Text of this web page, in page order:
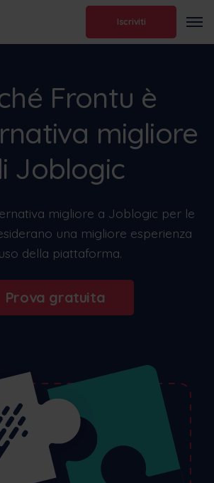
Iscriviti
Frontu è
migliore
Joblogic
migliore a Joblogic per le
una migliore esperienza
della piattaforma.
Prova gratuita